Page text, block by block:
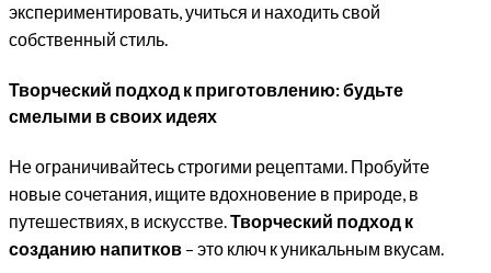
экспериментировать, учиться и находить свой
собственный стиль.
Творческий подход к приготовлению: будьте
смелыми в своих идеях
Не ограничивайтесь строгими рецептами. Пробуйте
новые сочетания, ищите вдохновение в природе, в
путешествиях, в искусстве.Творческий подход к
созданию напитков – это ключ к уникальным вкусам.